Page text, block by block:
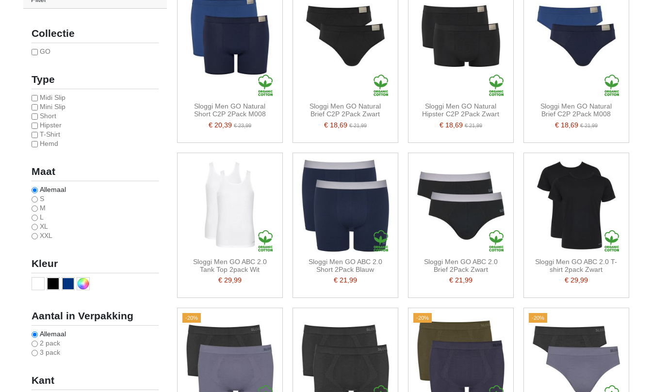
Sloggi Men GO Natural
Short C2P 2Pack M008
€ 20,39 € 23,99
Sloggi Men GO Natural
Brief C2P 2Pack Zwart
€ 18,69 € 21,99
Sloggi Men GO Natural
Hipster C2P 2Pack Zwart
€ 18,69€ 21,99
Sloggi Men GO Natural
Brief C2P 2Pack M008
€ 18,69€ 21,99
Sloggi Men GO ABC 2.0
Tank Top 2pack Wit
€ 29,99
Sloggi Men GO ABC 2.0
Short 2Pack Blauw
€ 21,99
Sloggi Men GO ABC 2.0
Brief 2Pack Zwart
€ 21,99
Sloggi Men GO ABC 2.0 T-
shirt 2pack Zwart
€ 29,99
-20% -20% -20%
Collectie
GO
Type
Midi Slip
Mini Slip
Short
Hipster
T-Shirt
Hemd
Maat
Allemaal
S
M
L
XL
XXL
Kleur
Aantal in Verpakking
Allemaal
2 pack
3 pack
Kant